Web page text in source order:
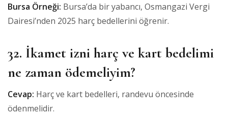
Bursa Örneği: Bursa’da bir yabancı, Osmangazi Vergi
Dairesi’nden 2025 harç bedellerini öğrenir.
32. İkamet izni harç ve kart bedelimi
ne zaman ödemeliyim?
Cevap: Harç ve kart bedelleri, randevu öncesinde
ödenmelidir.